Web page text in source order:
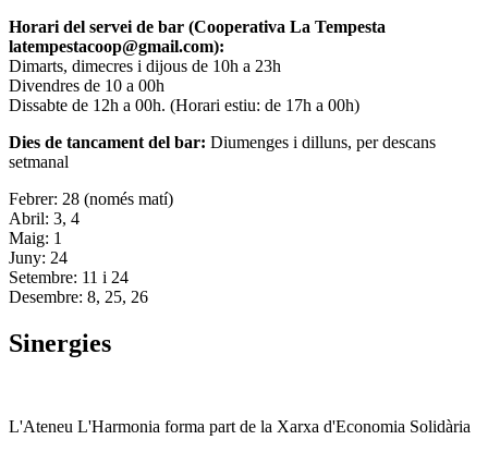
Horari del servei de bar (Cooperativa La Tempesta
latempestacoop@gmail.com):
Dimarts, dimecres i dijous de 10h a 23h
Divendres de 10 a 00h
Dissabte de 12h a 00h. (Horari estiu: de 17h a 00h)
Dies de tancament del bar: Diumenges i dilluns, per descans
setmanal
Febrer: 28 (només matí)
Abril: 3, 4
Maig: 1
Juny: 24
Setembre: 11 i 24
Desembre: 8, 25, 26
Sinergies
L'Ateneu L'Harmonia forma part de la Xarxa d'Economia Solidària